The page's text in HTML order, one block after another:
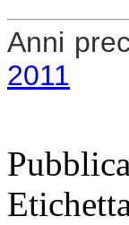
Anni
2011